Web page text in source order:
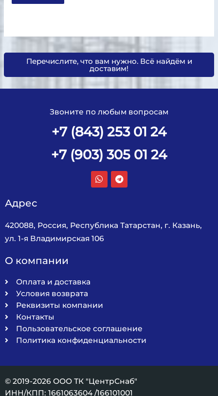
Перечислите, что вам нужно. Всё найдём и
доставим!
Звоните по любым вопросам
+7 (843) 253 01 24
+7 (903) 305 01 24
Адрес
420088, Россия, Республика Татарстан, г. Казань,
ул. 1-я Владимирская 106
О компании
Оплата и доставка
Условия возврата
Реквизиты компании
Контакты
Пользовательское соглашение
Политика конфиденциальности
© 2019-2026 ООО ТК "ЦентрСнаб"
ИНН/КПП: 1661063604 /166101001